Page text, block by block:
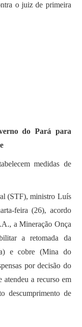
o juiz de primeira
do Pará para
medidas de
(STF), ministro Luís
feira (26), acordo
a Mineração Onça
a retomada da
e cobre (Mina do
por decisão do
atendeu a recurso em
descumprimento de